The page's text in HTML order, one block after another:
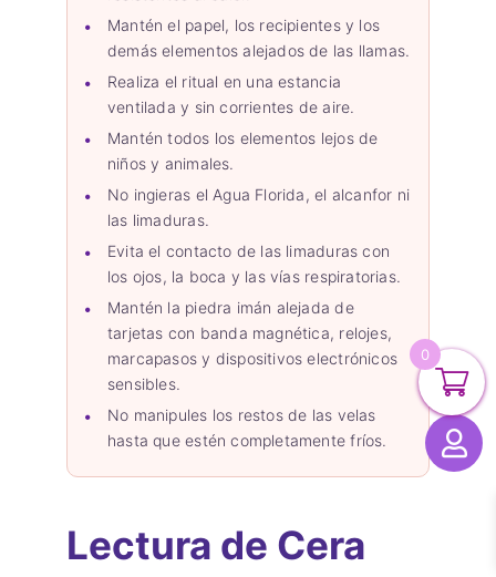
Mantén el papel, los recipientes y los
demás elementos alejados de las llamas.
Realiza el ritual en una estancia
ventilada y sin corrientes de aire.
Mantén todos los elementos lejos de
niños y animales.
No ingieras el Agua Florida, el alcanfor ni
las limaduras.
Evita el contacto de las limaduras con
los ojos, la boca y las vías respiratorias.
Mantén la piedra imán alejada de
tarjetas con banda magnética, relojes,
marcapasos y dispositivos electrónicos
sensibles.
No manipules los restos de las velas
hasta que estén completamente fríos.
Lectura de Cera
0